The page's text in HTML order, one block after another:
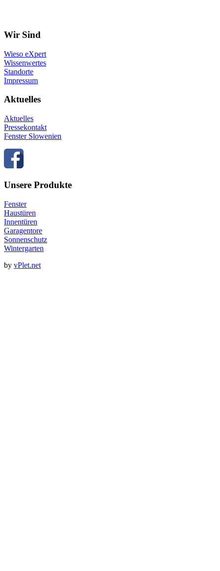
Wir Sind
Wieso eXpert
Wissenwertes
Standorte
Impressum
Aktuelles
Aktuelles
Pressekontakt
Fenster Slowenien
Unsere Produkte
Fenster
Haustüren
Innentüren
Garagentore
Sonnenschutz
Wintergarten
by vPlet.net